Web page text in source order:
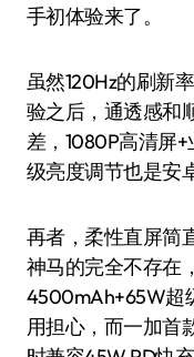
手初体验来了。
虽然120Hz的刷新
验之后，通透感和
差，1080P高清屏
级亮度调节也是安
再者，柔性直屏简
神马的完全不存在
4500mAh+65W超
用担心，而一加首